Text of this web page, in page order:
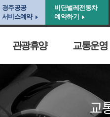
경주공공
서비스예약
비단벌레전동차
예약하기
관광휴양 교통운영
교